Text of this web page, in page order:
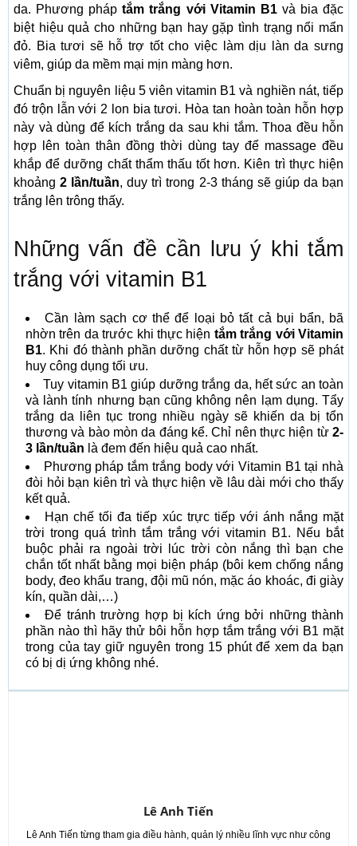
da. Phương pháptắm trắng với Vitamin B1và bia đặc
biệt hiệu quả cho những bạn hay gặp tình trạng nổi mẩn
đỏ. Bia tươi sẽ hỗ trợ tốt cho việc làm dịu làn da sưng
viêm, giúp da mềm mại mịn màng hơn.
Chuẩn bị nguyên liệu 5 viên vitamin B1 và nghiền nát, tiếp
đó trộn lẫn với 2 lon bia tươi. Hòa tan hoàn toàn hỗn hợp
này và dùng để kích trắng da sau khi tắm. Thoa đều hỗn
hợp lên toàn thân đồng thời dùng tay để massage đều
khắp để dưỡng chất thẩm thấu tốt hơn. Kiên trì thực hiện
khoảng2 lần/tuần, duy trì trong 2-3 tháng sẽ giúp da bạn
trắng lên trông thấy.
Những vấn đề cần lưu ý khi tắm
trắng với vitamin B1
Cần làm sạch cơ thể để loại bỏ tất cả bụi bẩn, bã
nhờn trên da trước khi thực hiện tắm trắng với Vitamin
B1. Khi đó thành phần dưỡng chất từ hỗn hợp sẽ phát
huy công dụng tối ưu.
Tuy vitamin B1 giúp dưỡng trắng da, hết sức an toàn
và lành tính nhưng bạn cũng không nên lạm dụng. Tẩy
trắng da liên tục trong nhiều ngày sẽ khiến da bị tổn
thương và bào mòn da đáng kể. Chỉ nên thực hiện từ 2-
3 lần/tuần là đem đến hiệu quả cao nhất.
Phương pháp tắm trắng body với Vitamin B1 tại nhà
đòi hỏi bạn kiên trì và thực hiện về lâu dài mới cho thấy
kết quả.
Hạn chế tối đa tiếp xúc trực tiếp với ánh nắng mặt
trời trong quá trình tắm trắng với vitamin B1. Nếu bắt
buộc phải ra ngoài trời lúc trời còn nắng thì bạn che
chắn tốt nhất bằng mọi biện pháp (bôi kem chống nắng
body, đeo khẩu trang, đội mũ nón, mặc áo khoác, đi giày
kín, quần dài,…)
Để tránh trường hợp bị kích ứng bởi những thành
phần nào thì hãy thử bôi hỗn hợp tắm trắng với B1 mặt
trong của tay giữ nguyên trong 15 phút để xem da bạn
có bị dị ứng không nhé.
Lê Anh Tiến
Lê Anh Tiến từng tham gia điều hành, quản lý nhiều lĩnh vực như công